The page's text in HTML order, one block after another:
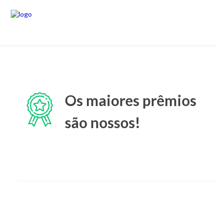
Os maiores prêmios
são nossos!